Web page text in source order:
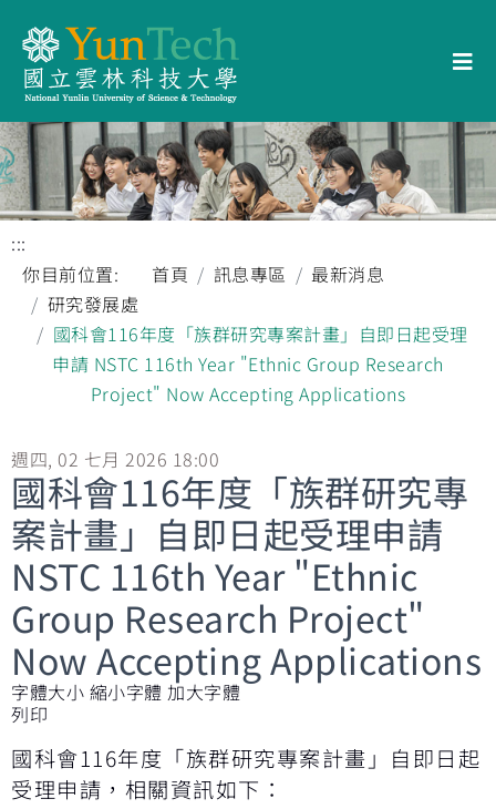
:::
你目前位置:
首頁 訊息專區
最新消息
研究發展處
國科會116年度「族群研究專案計畫」自即日起受理
申請 NSTC 116th Year "Ethnic Group Research
Project" Now Accepting Applications
週四, 02 七月 2026 18:00
國科會116年度「族群研究專
案計畫」自即日起受理申請
NSTC 116th Year "Ethnic
Group Research Project"
Now Accepting Applications
字體大小 縮小字體 加大字體
列印
國科會116年度「族群研究專案計畫」自即日起
受理申請，相關資訊如下：